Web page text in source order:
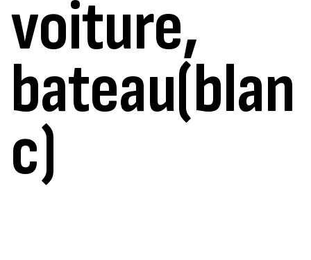
voiture,
bateau(blan
c)